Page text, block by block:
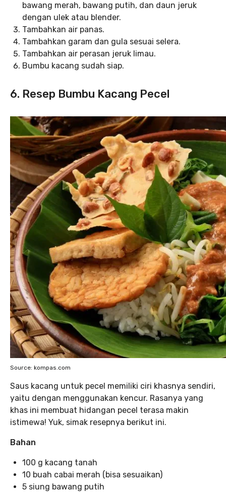
bawang merah, bawang putih, dan daun jeruk
dengan ulek atau blender.
Tambahkan air panas.
Tambahkan garam dan gula sesuai selera.
Tambahkan air perasan jeruk limau.
Bumbu kacang sudah siap.
6. Resep Bumbu Kacang Pecel
Source: kompas.com
Saus kacang untuk pecel memiliki ciri khasnya sendiri,
yaitu dengan menggunakan kencur. Rasanya yang
khas ini membuat hidangan pecel terasa makin
istimewa! Yuk, simak resepnya berikut ini.
Bahan
100 g kacang tanah
10 buah cabai merah (bisa sesuaikan)
5 siung bawang putih